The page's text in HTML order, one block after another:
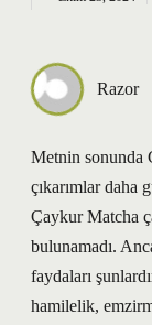
Razor
Metnin sonunda
çıkarımlar daha
Çaykur Matcha
bulunamadı.
faydaları
hamilelik,